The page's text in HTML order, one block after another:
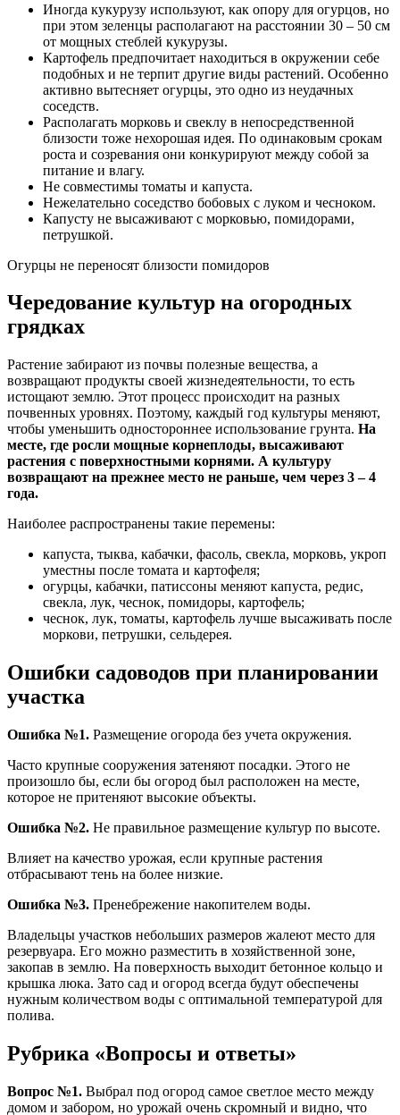
Иногда кукурузу используют, как опору для огурцов, но
при этом зеленцы располагают на расстоянии 30 – 50 см
от мощных стеблей кукурузы.
Картофель предпочитает находиться в окружении себе
подобных и не терпит другие виды растений. Особенно
активно вытесняет огурцы, это одно из неудачных
соседств.
Располагать морковь и свеклу в непосредственной
близости тоже нехорошая идея. По одинаковым срокам
роста и созревания они конкурируют между собой за
питание и влагу.
Не совместимы томаты и капуста.
Нежелательно соседство бобовых с луком и чесноком.
Капусту не высаживают с морковью, помидорами,
петрушкой.
Огурцы не переносят близости помидоров
Чередование культур на огородных
грядках
Растение забирают из почвы полезные вещества, а
возвращают продукты своей жизнедеятельности, то есть
истощают землю. Этот процесс происходит на разных
почвенных уровнях. Поэтому, каждый год культуры меняют,
чтобы уменьшить одностороннее использование грунта. На
месте, где росли мощные корнеплоды, высаживают
растения с поверхностными корнями. А культуру
возвращают на прежнее место не раньше, чем через 3 – 4
года.
Наиболее распространены такие перемены:
капуста, тыква, кабачки, фасоль, свекла, морковь, укроп
уместны после томата и картофеля;
огурцы, кабачки, патиссоны меняют капуста, редис,
свекла, лук, чеснок, помидоры, картофель;
чеснок, лук, томаты, картофель лучше высаживать после
моркови, петрушки, сельдерея.
Ошибки садоводов при планировании
участка
Ошибка №1. Размещение огорода без учета окружения.
Часто крупные сооружения затеняют посадки. Этого не
произошло бы, если бы огород был расположен на месте,
которое не притеняют высокие объекты.
Ошибка №2. Не правильное размещение культур по высоте.
Влияет на качество урожая, если крупные растения
отбрасывают тень на более низкие.
Ошибка №3. Пренебрежение накопителем воды.
Владельцы участков небольших размеров жалеют место для
резервуара. Его можно разместить в хозяйственной зоне,
закопав в землю. На поверхность выходит бетонное кольцо и
крышка люка. Зато сад и огород всегда будут обеспечены
нужным количеством воды с оптимальной температурой для
полива.
Рубрика «Вопросы и ответы»
Вопрос №1. Выбрал под огород самое светлое место между
домом и забором, но урожай очень скромный и видно, что